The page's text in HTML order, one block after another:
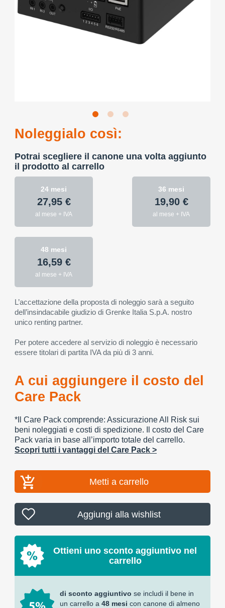
Noleggialo così:
Potrai scegliere il canone una volta aggiunto
il prodotto al carrello
24 mesi
27,95 €
al mese + IVA
36 mesi
19,90 €
al mese + IVA
48 mesi
16,59 €
al mese + IVA
L’accettazione della proposta di noleggio sarà a seguito
dell’insindacabile giudizio di Grenke Italia S.p.A. nostro
unico renting partner.
Per potere accedere al servizio di noleggio è necessario
essere titolari di partita IVA da più di 3 anni.
A cui aggiungere il costo del
Care Pack
*Il Care Pack comprende: Assicurazione All Risk sui
beni noleggiati e costi di spedizione. Il costo del Care
Pack varia in base all’importo totale del carrello.
Scopri tutti i vantaggi del Care Pack >
Metti a carrello
Aggiungi alla wishlist
Ottieni uno sconto aggiuntivo nel
carrello
di sconto aggiuntivo se includi il bene in
un carrello a 48 mesi con canone di almeno